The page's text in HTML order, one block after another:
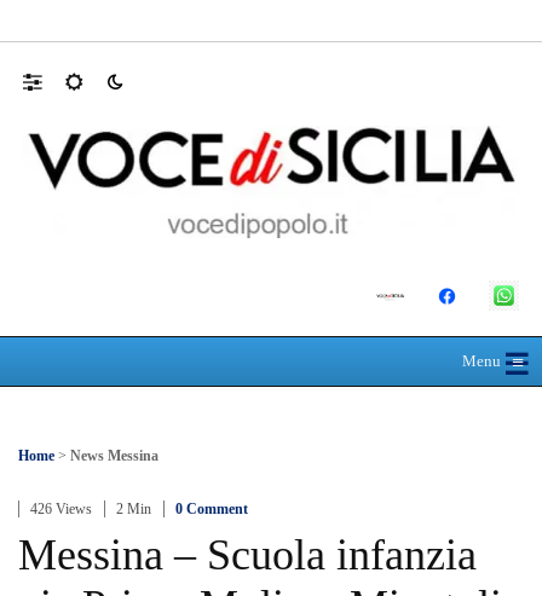
Menu≡
☰
Home > News Messina
426 Views 2 Min 0 Comment
Messina – Scuola infanzia